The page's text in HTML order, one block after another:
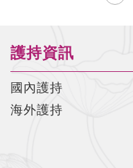
護持資訊
國內護持
海外護持